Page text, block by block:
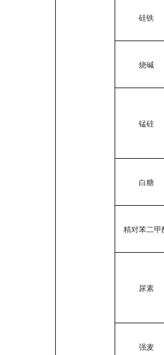
硅铁
烧碱
锰硅
白糖
精对苯二甲
尿素
强麦